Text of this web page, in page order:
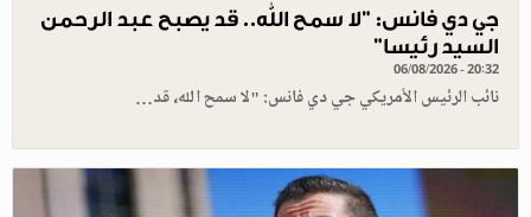
جي دي فانس: ”لا سمح الله.. قد يصبح عبد الرحمن
السيد رئيسا”
06/08/2026 - 20:32
نائب الرئيس الأمريكي جي دي فانس: "لا سمح الله، قد…